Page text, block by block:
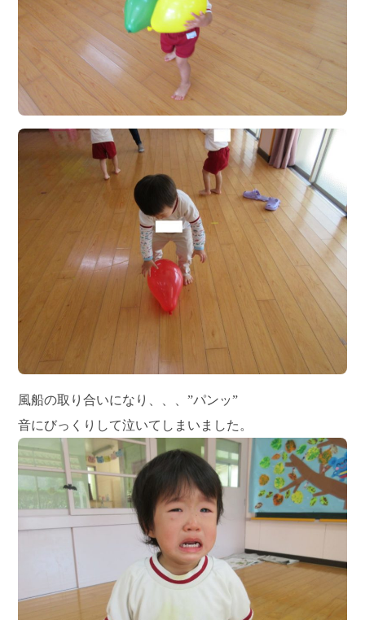
風船の取り合いになり、、、”パンッ”
音にびっくりして泣いてしまいました。